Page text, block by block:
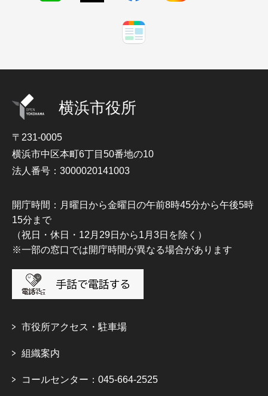
横浜市役所
〒231-0005
横浜市中区本町6丁目50番地の10
法人番号：3000020141003
開庁時間：月曜日から金曜日の午前8時45分から午後5時
15分まで
（祝日・休日・12月29日から1月3日を除く）
※一部の窓口では開庁時間が異なる場合があります
市役所アクセス・駐車場
組織案内
コールセンター：045-664-2525